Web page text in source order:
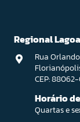
Regional Lagoa
Rua
CEP:
Horário
Quartas e